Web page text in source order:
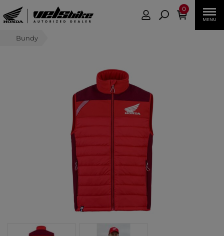
0
Bundy